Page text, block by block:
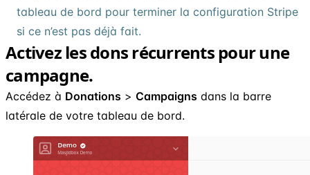
tableau de bord pour terminer la configuration Stripe
si ce n’est pas déjà fait.
Activez les dons récurrents pour une
campagne.
Accédez à Donations > Campaigns dans la barre
latérale de votre tableau de bord.